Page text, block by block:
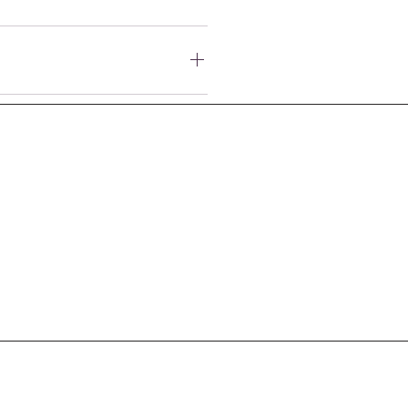
et affichés au
la créatrice Petit Poirier
14 jours. En savoir plus :